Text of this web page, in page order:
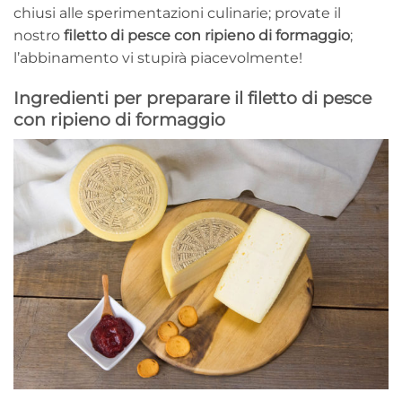
chiusi alle sperimentazioni culinarie; provate il
nostro filetto di pesce con ripieno di formaggio;
l’abbinamento vi stupirà piacevolmente!
Ingredienti per preparare il filetto di pesce
con ripieno di formaggio